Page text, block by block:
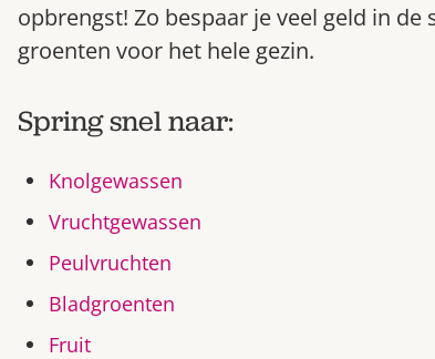
opbrengst! Zo bespaar je veel geld in
groenten voor het hele gezin.
Spring snel naar:
Knolgewassen
Vruchtgewassen
Peulvruchten
Bladgroenten
Fruit